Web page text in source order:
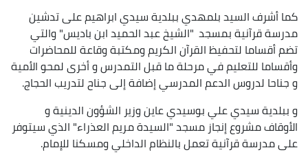
كما أشرف السيد بلمهدي ببلدية سيدي ابراهيم على تدشين
مدرسة قرآنية بمسجد "الشيخ عبد الحميد ابن باديس" والتي
تضم أقساما لتحفيظ القرآن الكريم ومكتبة وقاعة للمحاضرات
وأقساما للتعليم في مرحلة ما قبل التمدرس و أخرى لمحو الأمية
و جناحا لدروس الدعم المدرسي إضافة إلى جناح لتدريب الحجاج.
و ببلدية سيدي علي بوسيدي عاين وزير الشؤون الدينية و
الأوقاف مشروع إنجاز مسجد "السيدة مريم العذراء" الذي سيتوفر
على مدرسة قرآنية تعمل بالنظام الداخلي ومسكنا للإمام.